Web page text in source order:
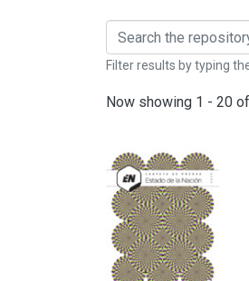
Browsing
Filter results by typing
Now showing 1 - 20